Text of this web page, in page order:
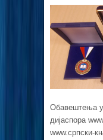
Обавештења у
дијаспора
www.српски-